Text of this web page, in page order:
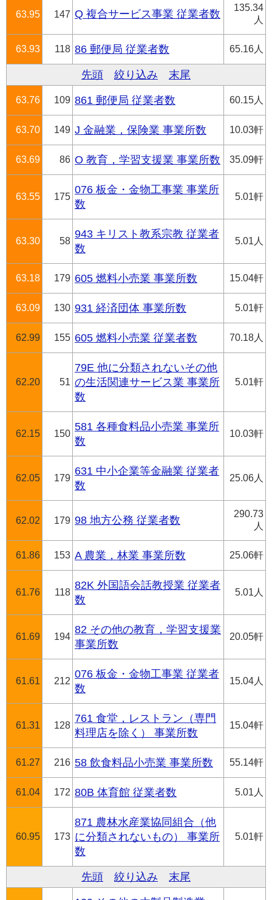
63.95 147 Q 複合サービス事業 従業者数
135.34
人
63.93 118 86 郵便局 従業者数 65.16人
先頭 絞り込み 末尾
63.76 109 861 郵便局 従業者数 60.15人
63.70 149 J 金融業，保険業 事業所数 10.03軒
63.69 86 O 教育，学習支援業 事業所数 35.09軒
63.55 175
076 板金・金物工事業 事業所
数
5.01軒
63.30 58
943 キリスト教系宗教 従業者
数
5.01人
63.18 179 605 燃料小売業 事業所数 15.04軒
63.09 130 931 経済団体 事業所数 5.01軒
62.99 155 605 燃料小売業 従業者数 70.18人
62.20 51
79E 他に分類されないその他
の生活関連サービス業 事業所
数
5.01軒
62.15 150
581 各種食料品小売業 事業所
数
10.03軒
62.05 179
631 中小企業等金融業 従業者
数
25.06人
62.02 179 98 地方公務 従業者数
290.73
人
61.86 153 A 農業，林業 事業所数 25.06軒
61.76 118
82K 外国語会話教授業 従業者
数
5.01人
61.69 194
82 その他の教育，学習支援業
事業所数
20.05軒
61.61 212
076 板金・金物工事業 従業者
数
15.04人
61.31 128
761 食堂，レストラン（専門
料理店を除く） 事業所数
15.04軒
61.27 216 58 飲食料品小売業 事業所数 55.14軒
61.04 172 80B 体育館 従業者数 5.01人
60.95 173
871 農林水産業協同組合（他
に分類されないもの） 事業所
数
5.01軒
先頭 絞り込み 末尾